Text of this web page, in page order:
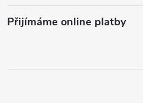
Přijímáme online platby